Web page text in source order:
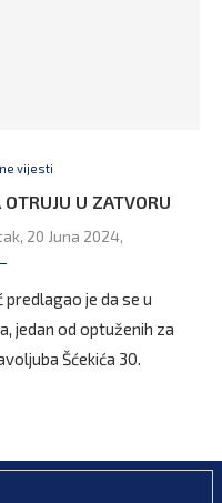
vijesti
OTRUJU U ZATVORU
20 Juna 2024,
je da se u
jedan od optuženih za
Šćekića 30.